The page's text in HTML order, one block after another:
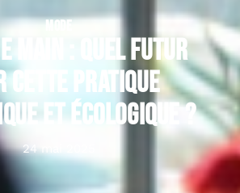
MODE
main : quel futur
cette pratique
et écologique ?
24 mai 2025